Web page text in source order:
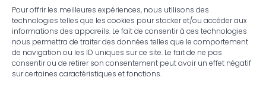
Pour offrir les meilleures expériences, nous utilisons des
technologies telles que les cookies pour stocker et/ou accéder aux
informations des appareils. Le fait de consentir à ces technologies
nous permettra de traiter des données telles que le comportement
de navigation ou les ID uniques sur ce site. Le fait de ne pas
consentir ou de retirer son consentement peut avoir un effet négatif
sur certaines caractéristiques et fonctions.